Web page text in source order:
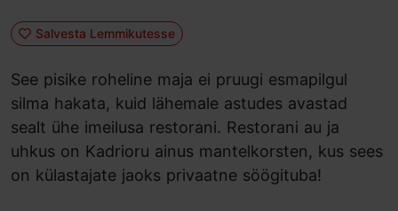
Salvesta Lemmikutesse
See pisike roheline maja ei pruugi esmapilgul
silma hakata, kuid lähemale astudes avastad
sealt ühe imeilusa restorani. Restorani au ja
uhkus on Kadrioru ainus mantelkorsten, kus sees
on külastajate jaoks privaatne söögituba!